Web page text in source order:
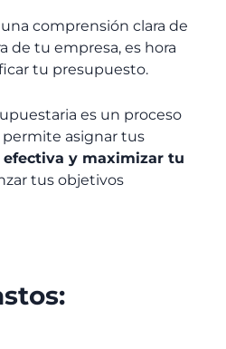
comprensión clara de
de tu empresa, es hora
tu presupuesto.
es un proceso
asignar tus
efectiva y maximizar tu
tus objetivos